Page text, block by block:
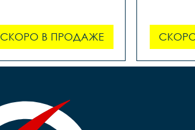
СКОРО В ПРОДАЖЕ